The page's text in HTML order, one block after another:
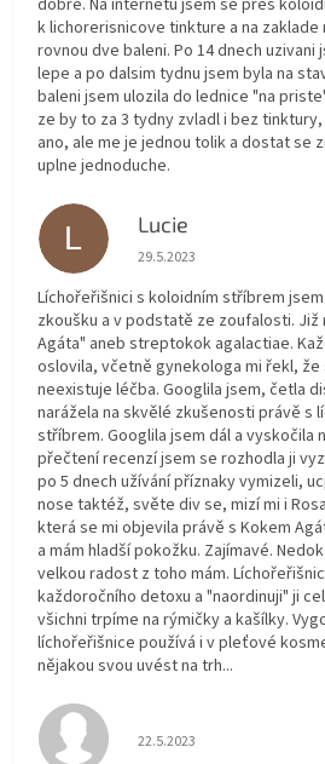
dobre. Na internetu jsem se pres
k lichorerisnicove tinkture a na
rovnou dve baleni. Po 14 dnech uzivani
lepe a po dalsim tydnu jsem byla na
baleni jsem ulozila do lednice "na
ze by to za 3 tydny zvladl i bez
ano, ale me je jednou tolik a dostat se
uplne jednoduche.
L Lucie
Hodnocení obchodu je 5 z
29.5.2023
Líchořeřišnici s koloidním stříbrem
zkoušku a v podstatě ze zoufalosti.
Agáta" aneb streptokok agalactiae.
oslovila, včetně gynekologa mi řekl,
neexistuje léčba. Googlila jsem, četla
narážela na skvělé zkušenosti právě s
stříbrem. Googlila jsem dál a vyskočila
přečtení recenzí jsem se rozhodla ji
po 5 dnech užívání příznaky vymizeli,
nose taktéž, světe div se, mizí mi i
která se mi objevila právě s Kokem
a mám hladší pokožku. Zajímavé.
velkou radost z toho mám.
každoročního detoxu a "naordinuji" ji
všichni trpíme na rýmičky a kašílky.
líchořeřišnice používá i v pleťové
nějakou svou uvést na trh...
Hodnocení obchodu je 5 z
22.5.2023